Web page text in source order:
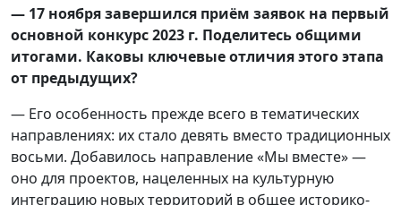
— 17 ноября завершился приём заявок на первый
основной конкурс 2023 г. Поделитесь общими
итогами. Каковы ключевые отличия этого этапа
от предыдущих?
— Его особенность прежде всего в тематических
направлениях: их стало девять вместо традиционных
восьми. Добавилось направление «Мы вместе» —
оно для проектов, нацеленных на культурную
интеграцию новых территорий в общее историко-